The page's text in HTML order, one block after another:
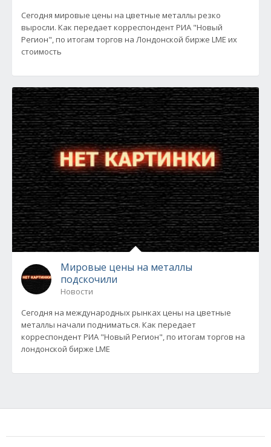
Сегодня мировые цены на цветные металлы резко
выросли. Как передает корреспондент РИА "Новый
Регион", по итогам торгов на Лондонской бирже LME их
стоимость
Мировые цены на металлы
подскочили
Новости
Сегодня на международных рынках цены на цветные
металлы начали подниматься. Как передает
корреспондент РИА "Новый Регион", по итогам торгов на
лондонской бирже LME